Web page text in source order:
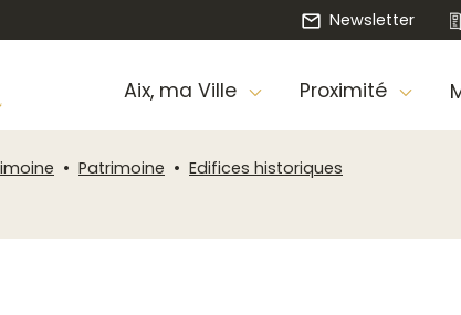
Newsletter
Aix, ma Ville Proximité
Patrimoine
Edifices historiques